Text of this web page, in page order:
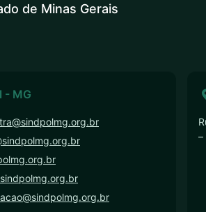
de Minas Gerais
- MG
–